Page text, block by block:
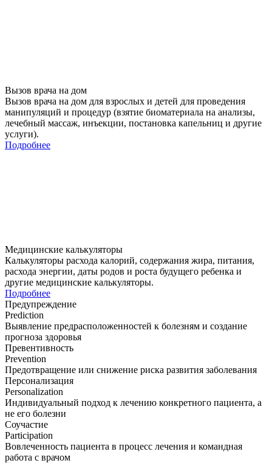
Вызов врача на дом
Вызов врача на дом для взрослых и детей для проведения
манипуляций и процедур (взятие биоматериала на анализы,
лечебный массаж, инъекции, постановка капельниц и другие
услуги).
Подробнее
Медицинские калькуляторы
Калькуляторы расхода калорий, содержания жира, питания,
расхода энергии, даты родов и роста будущего ребенка и
другие медицинские калькуляторы.
Подробнее
Предупреждение
Prediction
Выявление предрасположенностей к болезням и создание
прогноза здоровья
Превентивность
Prevention
Предотвращение или снижение риска развития заболевания
Персонализация
Personalization
Индивидуальный подход к лечению конкретного пациента, а
не его болезни
Соучастие
Participation
Вовлеченность пациента в процесс лечения и командная
работа с врачом